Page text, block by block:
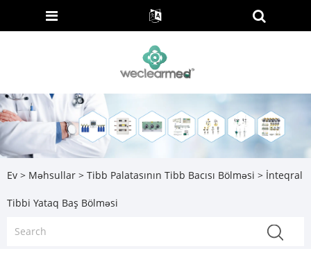
Ev > Məhsullar > Tibb Palatasının Tibb Bacısı Bölməsi > İnteqral
Tibbi Yataq Baş Bölməsi